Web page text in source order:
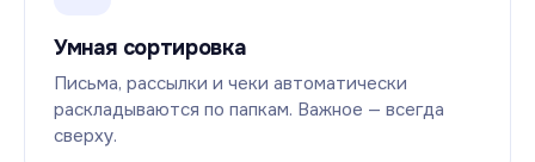
Умная сортировка
Письма, рассылки и чеки автоматически
раскладываются по папкам. Важное — всегда
сверху.